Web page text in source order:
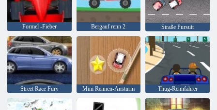
Formel -Fieber Bergauf renn 2 Straße Pursuit
Street Race Fury Mini Rennen-Ansturm Thug-Rennfahrer